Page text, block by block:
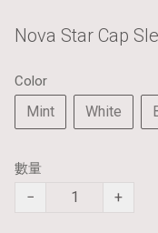
Nova Star Cap
Color
Mint White
數量
− +